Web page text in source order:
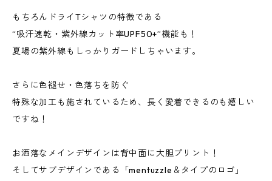
もちろんドライTシャツの特徴である
“吸汗速乾・紫外線カット率UPF50+”機能も！
夏場の紫外線もしっかりガードしちゃいます。
さらに色褪せ・色落ちを防ぐ
特殊な加工も施されているため、長く愛着できるのも嬉しい
ですね！
お洒落なメインデザインは背中面に大胆プリント！
そしてサブデザインである「mentuzzle＆タイプのロゴ」